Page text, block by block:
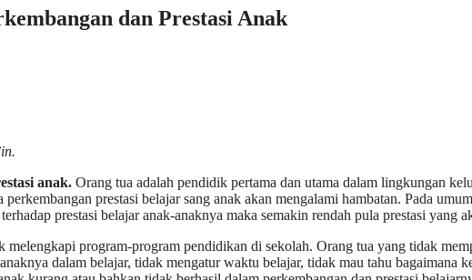
dan Prestasi Anak
anak. Orang tua adalah pendidik pertama dan utama dalam lingkungan
prestasi belajar sang anak akan mengalami hambatan. Pada
prestasi belajar anak-anaknya maka semakin rendah pula prestasi yang
melengkapi program-program pendidikan di sekolah. Orang tua yang tidak
dalam belajar, tidak mengatur waktu belajar, tidak mau tahu bagaimana